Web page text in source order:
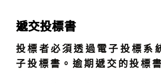
遞交投標書
投標者必須透過電子投標系
子投標書。逾期遞交的投標